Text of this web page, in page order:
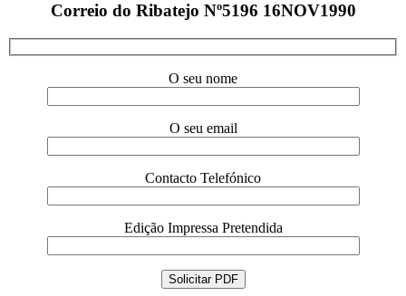
Correio do Ribatejo Nº5196 16NOV1990
O seu nome
O seu email
Contacto Telefónico
Edição Impressa Pretendida